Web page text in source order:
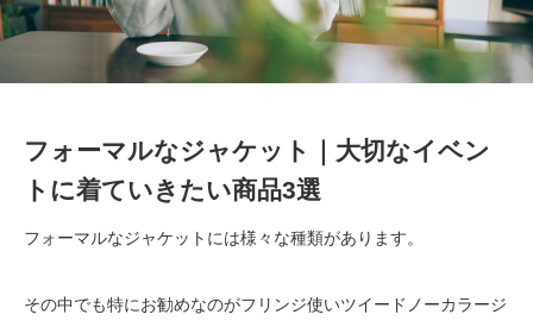
フォーマルなジャケット｜大切なイベン
トに着ていきたい商品3選
フォーマルなジャケットには様々な種類があります。
その中でも特にお勧めなのがフリンジ使いツイードノーカラージ